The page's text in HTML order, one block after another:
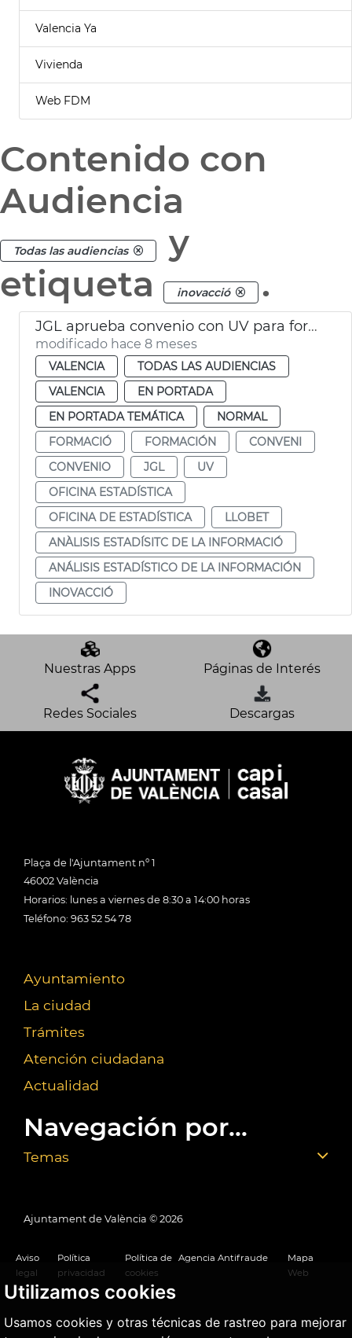
Utilizamos cookies
Usamos cookies y otras técnicas de rastreo para mejorar
Valencia Ya
Vivienda
Web FDM
Contenido con
Audiencia
Todas las audiencias
y
etiqueta
inovacció .
JGL aprueba convenio con UV para formación análisis estadístico de la información
modificado hace 8 meses
VALENCIA
TODAS LAS AUDIENCIAS
VALENCIA
EN PORTADA
EN PORTADA TEMÁTICA
NORMAL
FORMACIÓ
FORMACIÓN
CONVENI
CONVENIO
JGL
UV
OFICINA ESTADÍSTICA
OFICINA DE ESTADÍSTICA
LLOBET
ANÀLISIS ESTADÍSITC DE LA INFORMACIÓ
ANÁLISIS ESTADÍSTICO DE LA INFORMACIÓN
INOVACCIÓ
Nuestras Apps Páginas de Interés
Redes Sociales Descargas
Plaça de l'Ajuntament nº 1
46002 València
Horarios: lunes a viernes de 8:30 a 14:00 horas
Teléfono: 963 52 54 78
Ayuntamiento
La ciudad
Trámites
Atención ciudadana
Actualidad
Navegación por...
Temas
Ajuntament de València © 2026
Aviso
legal
Política
privacidad
Política de
cookies
Agencia Antifraude
Mapa
Web